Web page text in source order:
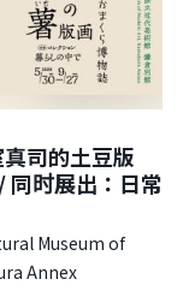
司的土豆版
同时展出：日常
Museum of
Annex